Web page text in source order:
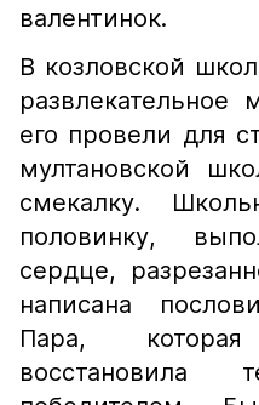
валентинок.
В козловской
развлекательное
его провели для
мултановской
смекалку.
половинку,
сердце,
написана
Пара,
восстановила